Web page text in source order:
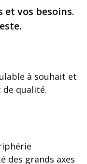
et vos besoins.
à souhait et
de qualité.
des grands axes